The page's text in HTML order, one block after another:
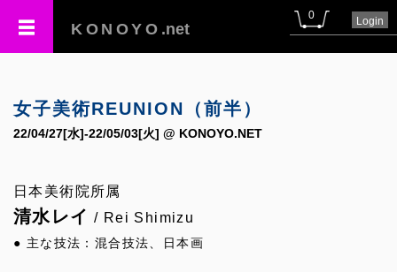
KONOYO .net
0 Login
女子美術REUNION（前半）
22/04/27[水]-22/05/03[火] @ KONOYO.NET
日本美術院所属
清水レイ / Rei Shimizu
● 主な技法：混合技法、日本画